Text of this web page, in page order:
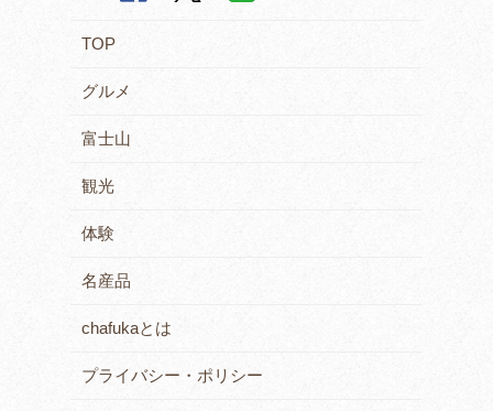
TOP
グルメ
富士山
観光
体験
名産品
chafukaとは
プライバシー・ポリシー